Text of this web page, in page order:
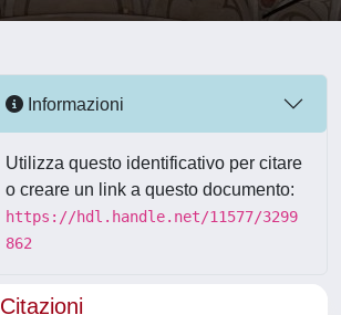
Informazioni
Utilizza questo identificativo per citare
o creare un link a questo documento:
https://hdl.handle.net/11577/3299
862
Citazioni